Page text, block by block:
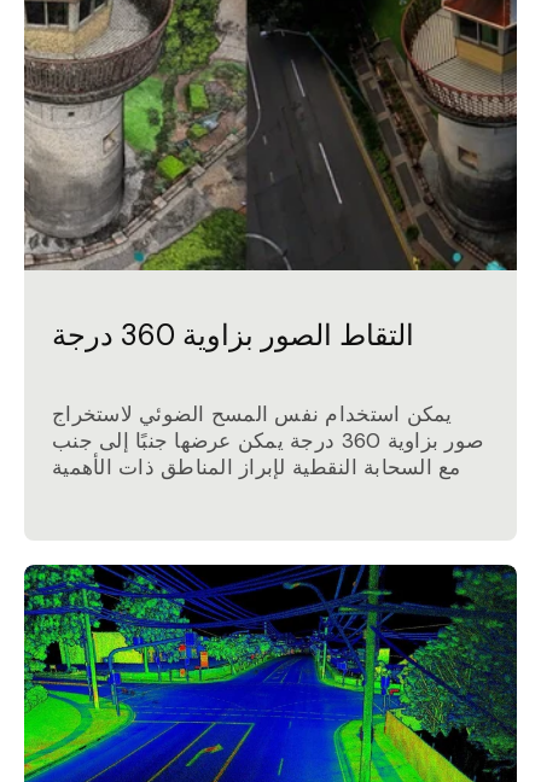
التقاط الصور بزاوية 360 درجة
يمكن استخدام نفس المسح الضوئي لاستخراج
صور بزاوية 360 درجة يمكن عرضها جنبًا إلى جنب
مع السحابة النقطية لإبراز المناطق ذات الأهمية